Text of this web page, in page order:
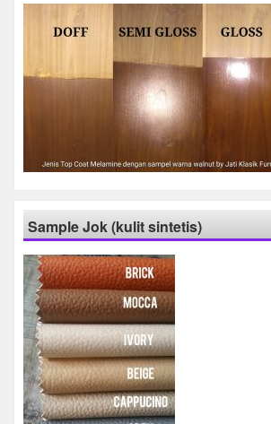
Sample Jok (kulit sintetis)